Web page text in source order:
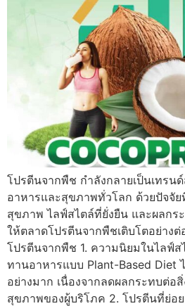
โปรตีนจากพืช กำลังกลายเป็นเทร
อาหารและสุขภาพทั่วโลก ด้วยปัจจัย
สุขภาพ ไลฟ์สไตล์ที่ยั่งยืน และผลกร
ให้ตลาดโปรตีนจากพืชเติบโตอย่าง
โปรตีนจากพืช 1. ความนิยมในไลฟ์ส
ทานอาหารแบบ Plant-Based Diet
อย่างมาก เนื่องจากลดผลกระทบต่
สุขภาพของผู้บริโภค 2. โปรตีนที่ย่อ